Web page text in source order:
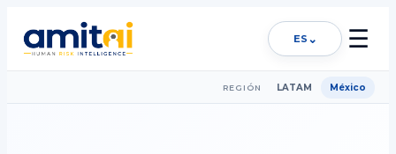
ES ⌄ ☰
REGIÓN LATAM México